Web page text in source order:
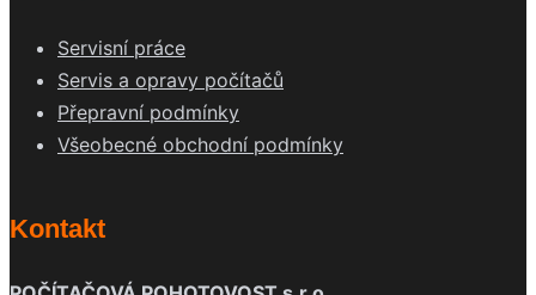
Servisní práce
Servis a opravy počítačů
Přepravní podmínky
Všeobecné obchodní podmínky
Kontakt